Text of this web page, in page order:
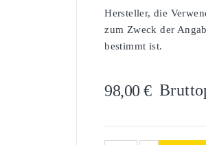
Hersteller, die
zum Zweck der
bestimmt ist.
98,00 €